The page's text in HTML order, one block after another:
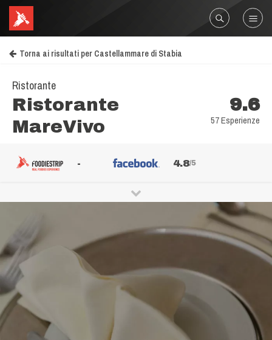
Torna ai risultati per Castellammare di Stabia
Ristorante
Ristorante
MareVivo
9.6
57 Esperienze
- 4.8/5